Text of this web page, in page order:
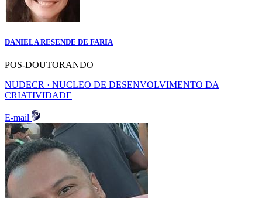
DANIELA RESENDE DE FARIA
POS-DOUTORANDO
NUDECR · NUCLEO DE DESENVOLVIMENTO DA
CRIATIVIDADE
E-mail